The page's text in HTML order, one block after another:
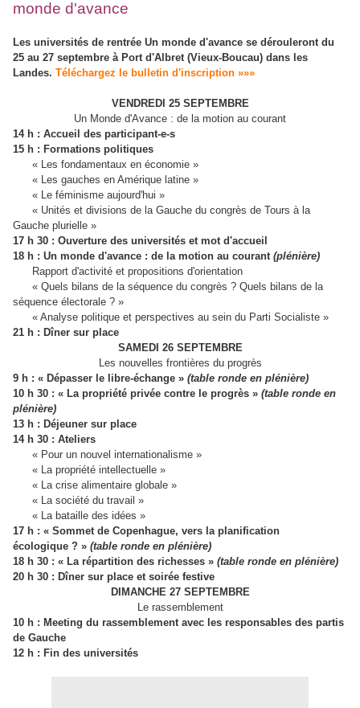
monde d'avance
Les universités de rentrée Un monde d'avance se dérouleront du
25 au 27 septembre à Port d'Albret (Vieux-Boucau) dans les
Landes. Téléchargez le bulletin d'inscription »»»
VENDREDI 25 SEPTEMBRE
Un Monde d'Avance : de la motion au courant
14 h : Accueil des participant-e-s
15 h : Formations politiques
« Les fondamentaux en économie »
« Les gauches en Amérique latine »
« Le féminisme aujourd'hui »
« Unités et divisions de la Gauche du congrès de Tours à la
Gauche plurielle »
17 h 30 : Ouverture des universités et mot d'accueil
18 h : Un monde d'avance : de la motion au courant (plénière)
Rapport d'activité et propositions d'orientation
« Quels bilans de la séquence du congrès ? Quels bilans de la
séquence électorale ? »
« Analyse politique et perspectives au sein du Parti Socialiste »
21 h : Dîner sur place
SAMEDI 26 SEPTEMBRE
Les nouvelles frontières du progrès
9 h : « Dépasser le libre-échange » (table ronde en plénière)
10 h 30 : « La propriété privée contre le progrès » (table ronde en
plénière)
13 h : Déjeuner sur place
14 h 30 : Ateliers
« Pour un nouvel internationalisme »
« La propriété intellectuelle »
« La crise alimentaire globale »
« La société du travail »
« La bataille des idées »
17 h : « Sommet de Copenhague, vers la planification
écologique ? » (table ronde en plénière)
18 h 30 : « La répartition des richesses » (table ronde en plénière)
20 h 30 : Dîner sur place et soirée festive
DIMANCHE 27 SEPTEMBRE
Le rassemblement
10 h : Meeting du rassemblement avec les responsables des partis
de Gauche
12 h : Fin des universités